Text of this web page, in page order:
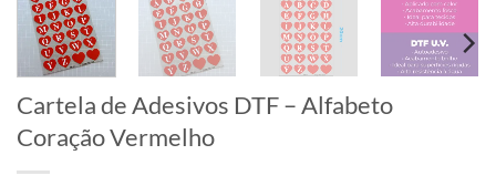
Cartela de Adesivos DTF – Alfabeto
Coração Vermelho